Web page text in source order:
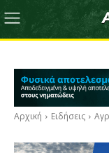
Αρχική Ειδήσεις